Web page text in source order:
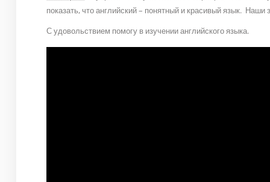
показать, что английский – понятный и красивый язык.
С удовольствием помогу в изучении английского языка.